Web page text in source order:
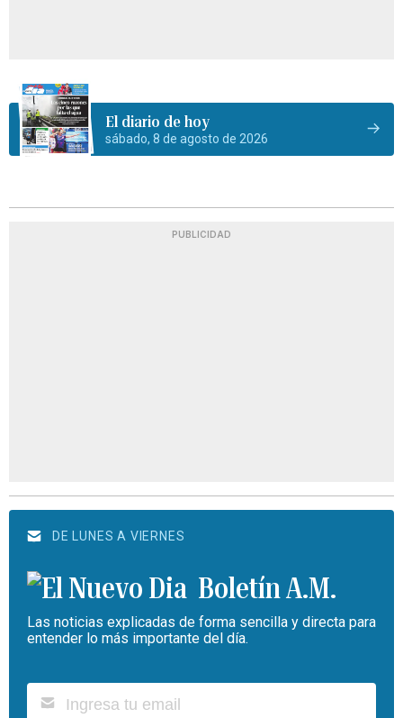
El diario de hoy
sábado, 8 de agosto de 2026
PUBLICIDAD
DE LUNES A VIERNES
Boletín A.M.
Las noticias explicadas de forma sencilla y directa para
entender lo más importante del día.